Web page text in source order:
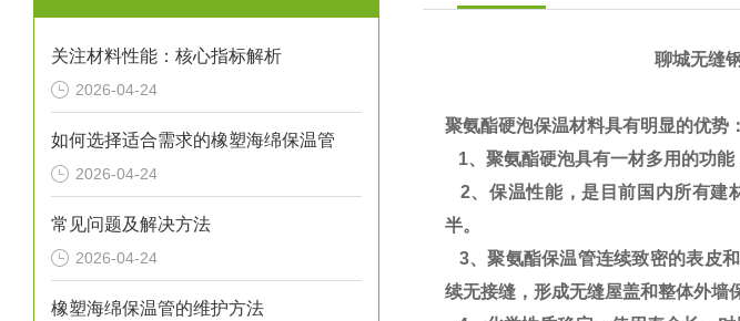
关注材料性能：核心指标解析
2026-04-24
如何选择适合需求的橡塑海绵保温管
2026-04-24
常见问题及解决方法
2026-04-24
橡塑海绵保温管的维护方法
聊城无缝
聚氨酯硬泡保温材料具有明显的优势：
1、聚氨酯硬泡具有一材多用的功能
2、保温性能，是目前国内所有建
半。
3、聚氨酯保温管连续致密的表皮
续无接缝，形成无缝屋盖和整体外墙